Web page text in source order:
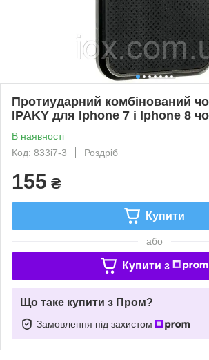
Протиударний комбінований
IPAKY для Iphone 7 і Iphone 8
В наявності
Код: 833i7-3
Роздріб
155 ₴
Купити
або
Купити з
Що таке купити з Пром?
Замовлення під захистом